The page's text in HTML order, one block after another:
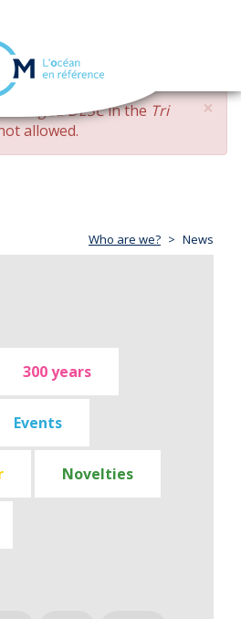
navigation
×
changed DESCin the Tri
allowed.
Who are we? News
300 years
Events
Novelties